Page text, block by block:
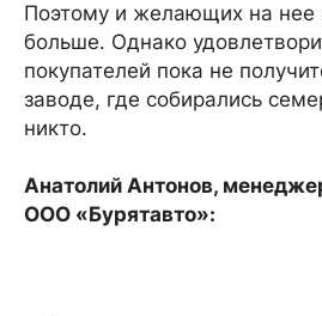
Поэтому и желающих на нее
больше. Однако
покупателей пока не
заводе, где собирались
никто.
Анатолий Антонов,
ООО «Бурятавто»: